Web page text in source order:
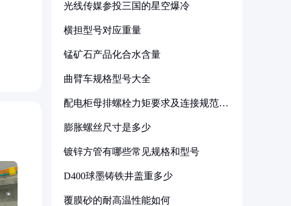
光线传媒参投三国的星空爆冷
横担型号对应重量
锰矿石产品化合水含量
曲臂车规格型号大全
配电柜母排螺栓力矩要求及连接规范详
膨胀螺丝尺寸是多少
镀锌方管有哪些常见规格和型号
D400球墨铸铁井盖重多少
覆膜砂的耐高温性能如何